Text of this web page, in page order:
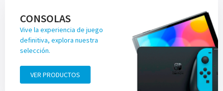
CONSOLAS
Vive la experiencia de juego
definitiva, explora nuestra
selección.
VER PRODUCTOS